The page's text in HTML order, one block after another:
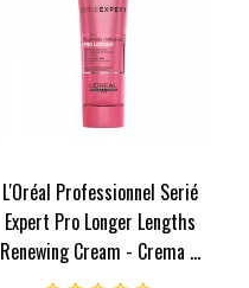
L'Oréal Professionnel Serié
Expert Pro Longer Lengths
Renewing Cream - Crema ...